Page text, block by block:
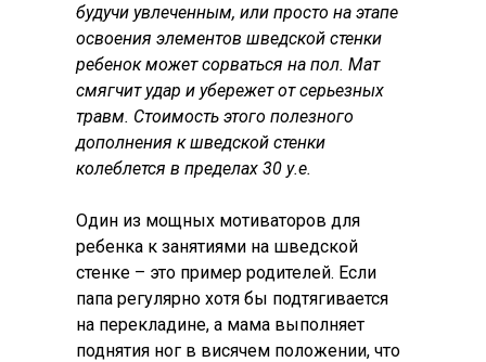
будучи увлеченным, или просто на этапе
освоения элементов шведской стенки
ребенок может сорваться на пол. Мат
смягчит удар и убережет от серьезных
травм. Стоимость этого полезного
дополнения к шведской стенки
колеблется в пределах 30 у.е.
Один из мощных мотиваторов для
ребенка к занятиями на шведской
стенке – это пример родителей. Если
папа регулярно хотя бы подтягивается
на перекладине, а мама выполняет
поднятия ног в висячем положении, что